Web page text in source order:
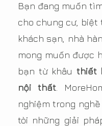
Bạn đang muốn
cho chung cư, biệt
khách sạn, nhà
mong muốn được
bạn từ khâu thiết
nội thất.
nghiệm trong
tòi những giải